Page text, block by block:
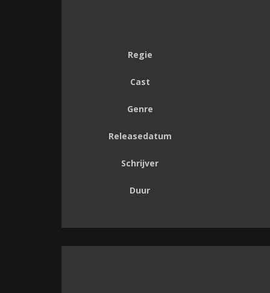
Regie
Cast
Genre
Releasedatum
Schrijver
Duur